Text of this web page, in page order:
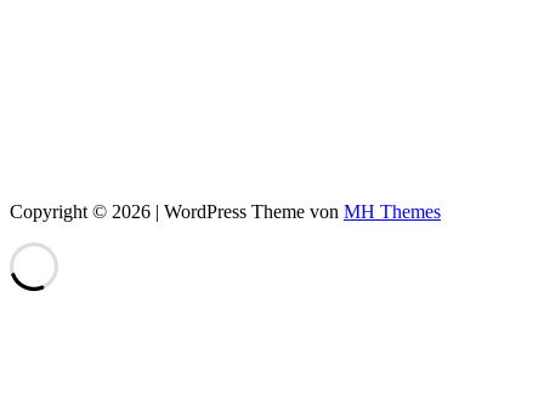
Copyright © 2026 | WordPress Theme von MH Themes